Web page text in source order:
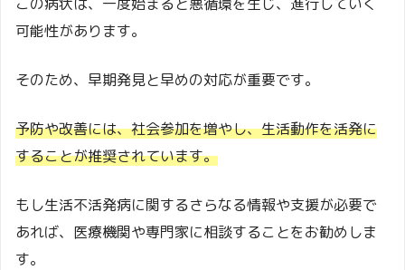
可能性があります。
そのため、早期発見と早めの対応が重要です。
予防や改善には、社会参加を増やし、生活動作を活発に
することが推奨されています。
もし生活不活発病に関するさらなる情報や支援が必要で
あれば、医療機関や専門家に相談することをお勧めしま
す。